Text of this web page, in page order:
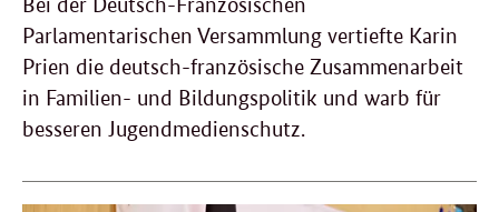
Parlamentarischen Versammlung vertiefte Karin
Prien die deutsch-französische Zusammenarbeit
in Familien- und Bildungspolitik und warb für
besseren Jugendmedienschutz.